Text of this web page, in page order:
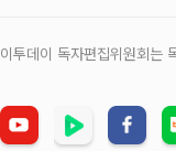
이투데이 독자편집위원회는